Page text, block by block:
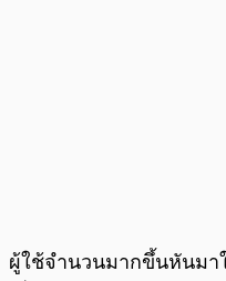
ผู้ใช้จำนวนมากขึ้นหันมาใ